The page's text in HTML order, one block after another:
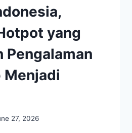
yang
Pengalaman
Menjadi
27, 2026